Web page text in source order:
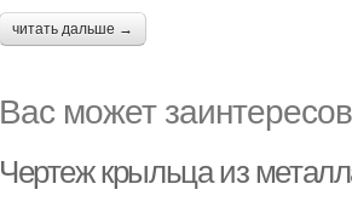
читать дальше →
Вас может
Чертеж крыльца из